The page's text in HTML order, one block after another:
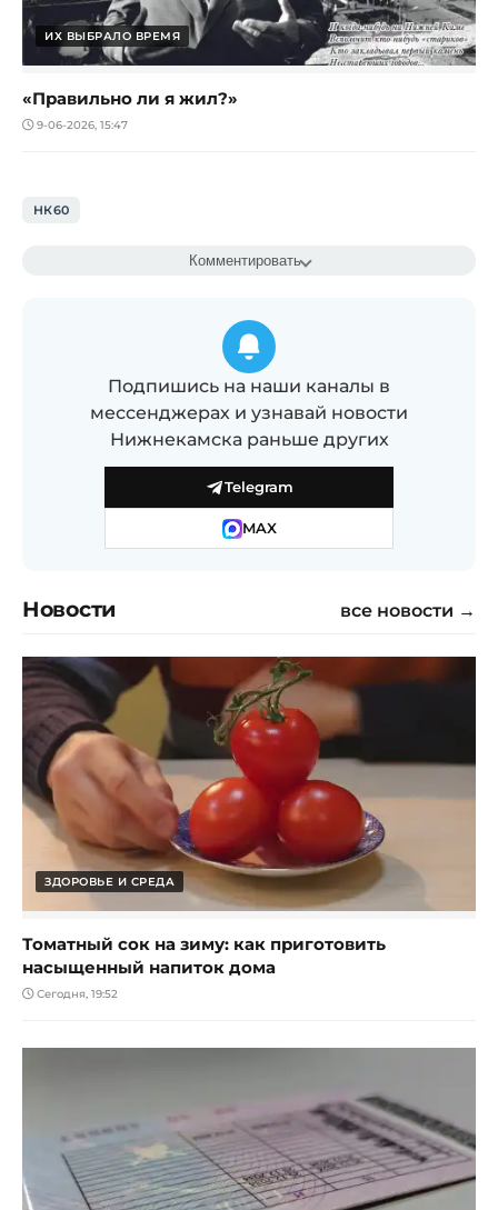
ИХ ВЫБРАЛО ВРЕМЯ
«Правильно ли я жил?»
9-06-2026, 15:47
НК60
Комментировать
Подпишись на наши каналы в
мессенджерах и узнавай новости
Нижнекамска раньше других
Telegram
MAX
Новости все новости →
ЗДОРОВЬЕ И СРЕДА
Томатный сок на зиму: как приготовить
насыщенный напиток дома
Сегодня, 19:52